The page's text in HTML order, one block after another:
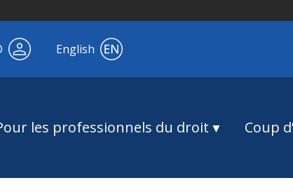
English
les professionnels du droit Coup